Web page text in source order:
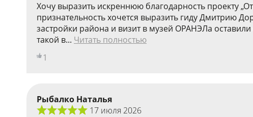
Хочу выразить искреннюю благодарность проекту
признательность хочется выразить гиду Дмитрию
застройки района и визит в музей ОРАНЭЛа
такой в... Читать полностью
1
Рыбалко Наталья
17 июля 2026